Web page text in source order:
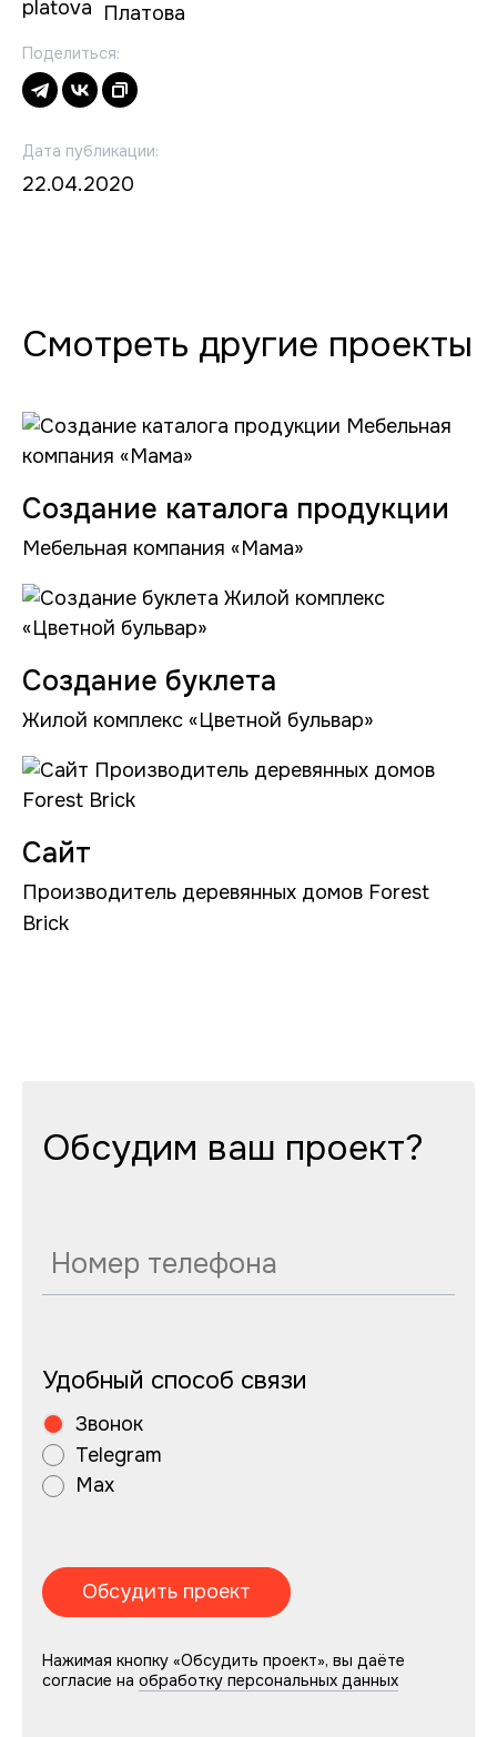
Платова
Поделиться:
Дата публикации:
22.04.2020
Смотреть другие проекты
Создание каталога продукции
Мебельная компания «Мама»
Создание буклета
Жилой комплекс «Цветной бульвар»
Сайт
Производитель деревянных домов Forest
Brick
Обсудим ваш проект?
Удобный способ связи
Звонок
Telegram
Max
Нажимая кнопку «Обсудить проект», вы даёте
согласие наобработку персональных данных